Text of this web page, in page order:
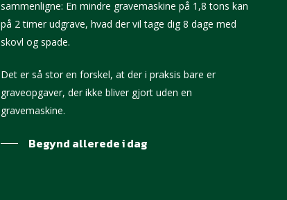
sammenligne: En mindre gravemaskine på 1,8 tons kan
på 2 timer udgrave, hvad der vil tage dig 8 dage med
skovl og spade.
Det er så stor en forskel, at der i praksis bare er
graveopgaver, der ikke bliver gjort uden en
gravemaskine.
Begynd allerede i dag